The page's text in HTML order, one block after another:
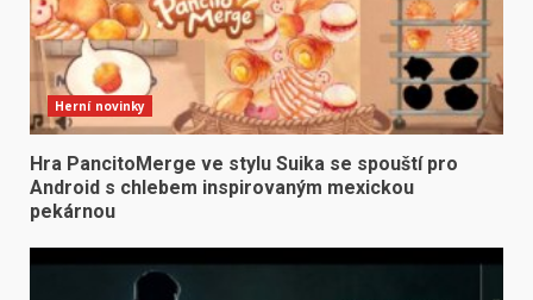
Herní novinky
Hra PancitoMerge ve stylu Suika se spouští pro
Android s chlebem inspirovaným mexickou
pekárnou